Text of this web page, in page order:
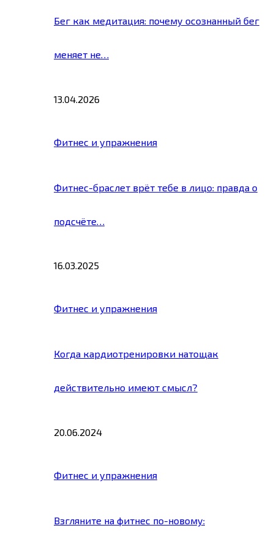
Бег как медитация: почему осознанный бег
меняет не…
13.04.2026
Фитнес и упражнения
Фитнес-браслет врёт тебе в лицо: правда о
подсчёте…
16.03.2025
Фитнес и упражнения
Когда кардиотренировки натощак
действительно имеют смысл?
20.06.2024
Фитнес и упражнения
Взгляните на фитнес по-новому: